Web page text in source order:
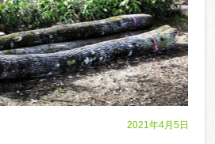
2021年4月5日